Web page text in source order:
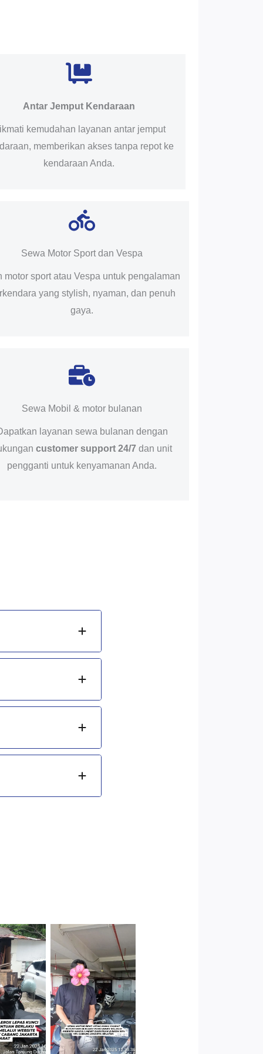
Antar Jemput Kendaraan
kemudahan layanan antar jemput
memberikan akses tanpa repot ke
kendaraan Anda.
Sewa Motor Sport dan Vespa
motor sport atau Vespa untuk pengalaman
yang stylish, nyaman, dan penuh
gaya.
Sewa Mobil & motor bulanan
layanan sewa bulanan dengan
customer support 24/7 dan unit
pengganti untuk kenyamanan Anda.
Jakarta
Cityplaza
Jatinegara
Gedung Parkir
P6A